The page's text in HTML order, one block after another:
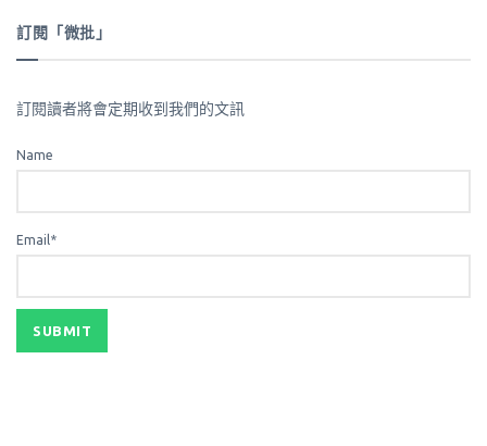
訂閱「微批」
訂閱讀者將會定期收到我們的文訊
Name
Email*